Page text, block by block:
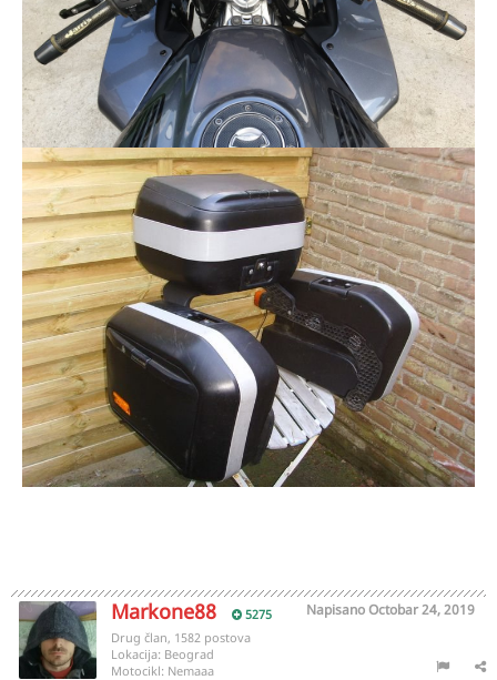
Markone88 5275 NapisanoOctobar 24, 2019
Drug član, 1582 postova
Lokacija: Beograd
Motocikl: Nemaaa